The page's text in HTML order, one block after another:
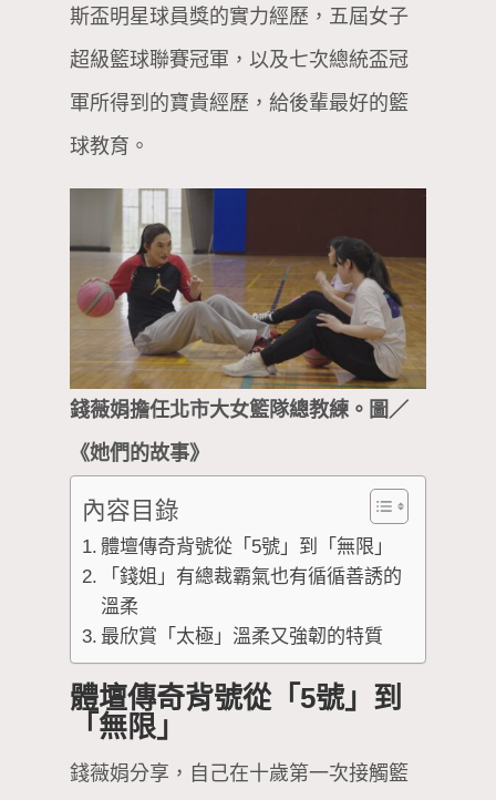
斯盃明星球員獎的實力經歷，五屆女子
超級籃球聯賽冠軍，以及七次總統盃冠
軍所得到的寶貴經歷，給後輩最好的籃
球教育。
錢薇娟擔任北市大女籃隊總教練。圖／
《她們的故事》
內容目錄
體壇傳奇背號從「5號」到「無限」
「錢姐」有總裁霸氣也有循循善誘的
溫柔
最欣賞「太極」溫柔又強韌的特質
體壇傳奇背號從「5號」到
「無限」
錢薇娟分享，自己在十歲第一次接觸籃